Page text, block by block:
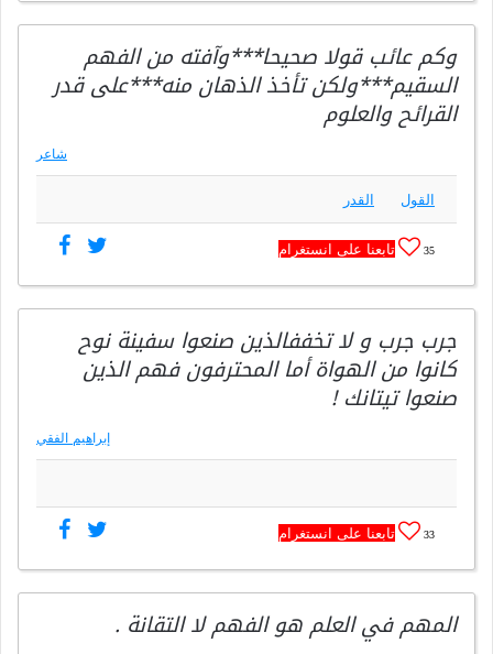
وكم عائب قولا صحيحا***وآفته من الفهم
السقيم***ولكن تأخذ الذهان منه***على قدر
القرائح والعلوم
شاعر
القول القدر
35 تابعنا على انستغرام
جرب جرب و لا تخففالذين صنعوا سفينة نوح
كانوا من الهواة أما المحترفون فهم الذين
صنعوا تيتانك !
إبراهيم الفقي
33 تابعنا على انستغرام
المهم في العلم هو الفهم لا التقانة .